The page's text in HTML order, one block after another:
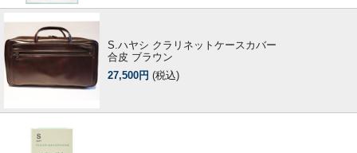
S.ハヤシ クラリネットケースカバー
合皮 ブラウン
27,500円 (税込)